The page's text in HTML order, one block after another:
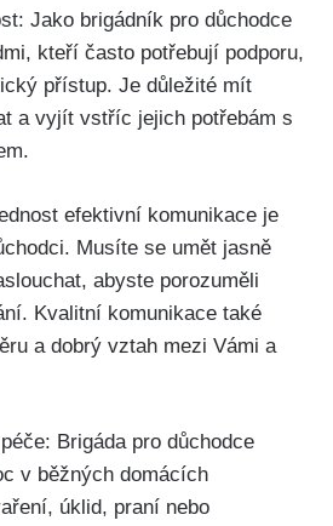
Jako brigádník pro důchodce
kteří často potřebují podporu,
přístup. Je důležité mít
a vyjít vstříc jejich potřebám s
efektivní komunikace je
Musíte se umět jasně
abyste porozuměli
Kvalitní komunikace také
a dobrý vztah mezi Vámi a
Brigáda pro důchodce
v běžných domácích
úklid, praní nebo